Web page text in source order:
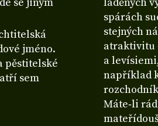
jméno.
pěstitelské
sem
spárách
stejných
atraktivitu
a
například
Máte‑li